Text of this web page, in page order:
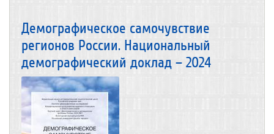
Демографическое самочувствие
регионов России. Национальный
демографический доклад – 2024